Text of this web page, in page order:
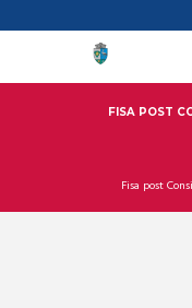
FISA POST
Fisa post